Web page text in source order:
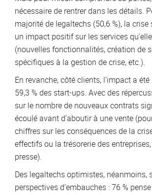
nécessaire de rentrer dans les détails.
majorité de legaltechs (50,6 %), la crise
un impact positif sur les services
(nouvelles fonctionnalités, création de
spécifiques à la gestion de crise, etc.).
En revanche, côté clients, l’impact a
59,3 % des start-ups. Avec des
sur le nombre de nouveaux contrats
écoulé avant d’aboutir à une vente
chiffres sur les conséquences de la
effectifs ou la trésorerie des
presse).
Des legaltechs optimistes, néanmoins,
perspectives d’embauches : 76 %